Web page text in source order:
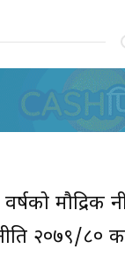
मौद्रिक
२०७९/८०